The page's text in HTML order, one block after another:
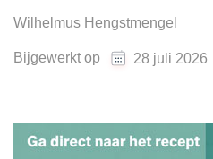
Wilhelmus Hengstmengel
Bijgewerkt op 28 juli 2026